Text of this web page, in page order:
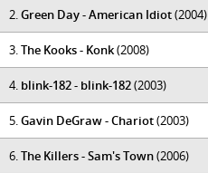
2.Green Day - American Idiot(2004)
3.The Kooks - Konk(2008)
4. blink-182 - blink-182(2003)
5.Gavin DeGraw - Chariot(2003)
6.The Killers - Sam's Town(2006)